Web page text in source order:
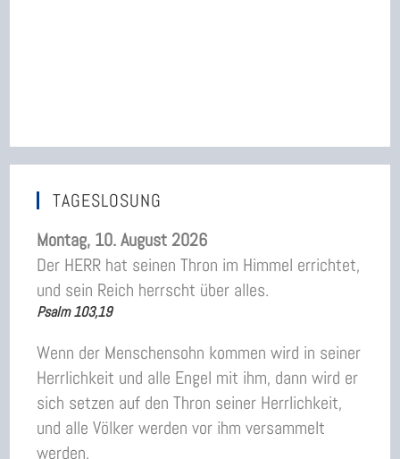
TAGESLOSUNG
Montag, 10. August 2026
Der HERR hat seinen Thron im Himmel errichtet,
und sein Reich herrscht über alles.
Psalm 103,19
Wenn der Menschensohn kommen wird in seiner
Herrlichkeit und alle Engel mit ihm, dann wird er
sich setzen auf den Thron seiner Herrlichkeit,
und alle Völker werden vor ihm versammelt
werden.